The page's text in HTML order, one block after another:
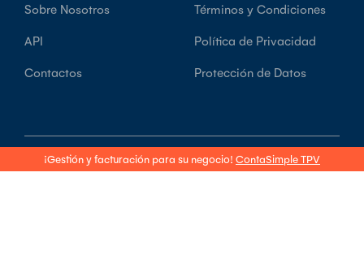
¡Gestión y facturación para su negocio! ContaSimple TPV
Sobre Nosotros
API
Contactos
Términos y Condiciones
Política de Privacidad
Protección de Datos